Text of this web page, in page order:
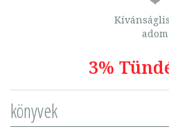
adom
3%
könyvek